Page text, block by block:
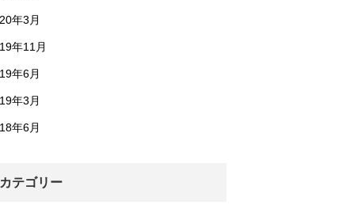
年3月
年11月
年6月
年3月
年6月
カテゴリー